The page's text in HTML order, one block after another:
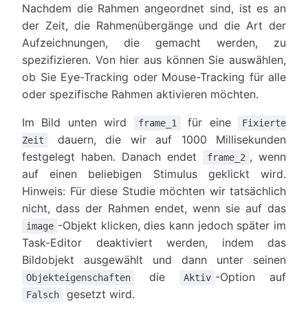
Nachdem die Rahmen angeordnet sind, ist es an
der Zeit, die Rahmenübergänge und die Art der
Aufzeichnungen, die gemacht werden, zu
spezifizieren. Von hier aus können Sie auswählen,
ob Sie Eye-Tracking oder Mouse-Tracking für alle
oder spezifische Rahmen aktivieren möchten.
Im Bild unten wird frame_1 für eine
Fixierte
Zeit
dauern, die wir auf 1000 Millisekunden
festgelegt haben. Danach endet
frame_2 , wenn
auf einen beliebigen Stimulus geklickt wird.
Hinweis: Für diese Studie möchten wir tatsächlich
nicht, dass der Rahmen endet, wenn sie auf das
image -Objekt klicken, dies kann jedoch später im
Task-Editor deaktiviert werden, indem das
Bildobjekt ausgewählt und dann unter seinen
Objekteigenschaften die Aktiv -Option auf
Falsch gesetzt wird.